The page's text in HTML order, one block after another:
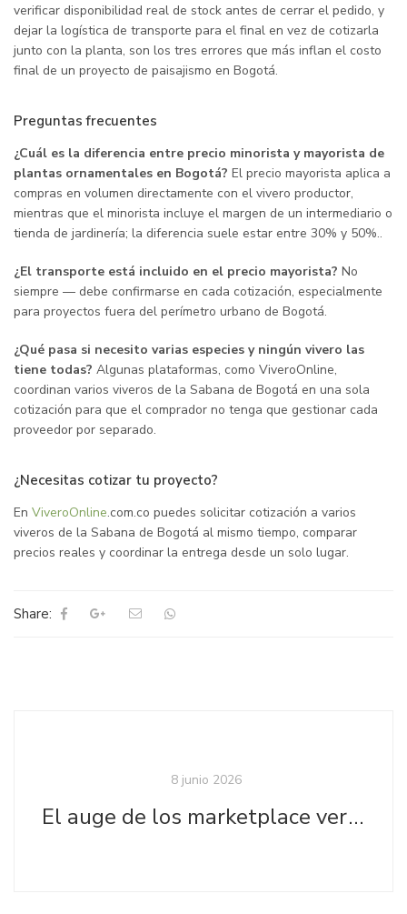
verificar disponibilidad real de stock antes de cerrar el pedido, y
dejar la logística de transporte para el final en vez de cotizarla
junto con la planta, son los tres errores que más inflan el costo
final de un proyecto de paisajismo en Bogotá.
Preguntas frecuentes
¿Cuál es la diferencia entre precio minorista y mayorista de
plantas ornamentales en Bogotá? El precio mayorista aplica a
compras en volumen directamente con el vivero productor,
mientras que el minorista incluye el margen de un intermediario o
tienda de jardinería; la diferencia suele estar entre 30% y 50%..
¿El transporte está incluido en el precio mayorista? No
siempre — debe confirmarse en cada cotización, especialmente
para proyectos fuera del perímetro urbano de Bogotá.
¿Qué pasa si necesito varias especies y ningún vivero las
tiene todas? Algunas plataformas, como ViveroOnline,
coordinan varios viveros de la Sabana de Bogotá en una sola
cotización para que el comprador no tenga que gestionar cada
proveedor por separado.
¿Necesitas cotizar tu proyecto?
En ViveroOnline.com.co puedes solicitar cotización a varios
viveros de la Sabana de Bogotá al mismo tiempo, comparar
precios reales y coordinar la entrega desde un solo lugar.
Share:
8 junio 2026
El auge de los marketplace verticales de producción ornamental